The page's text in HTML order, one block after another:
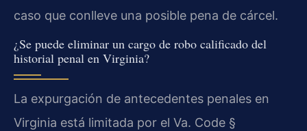
caso que conlleve una posible pena de cárcel.
¿Se puede eliminar un cargo de robo calificado del
historial penal en Virginia?
La expurgación de antecedentes penales en
Virginia está limitada por el Va. Code §